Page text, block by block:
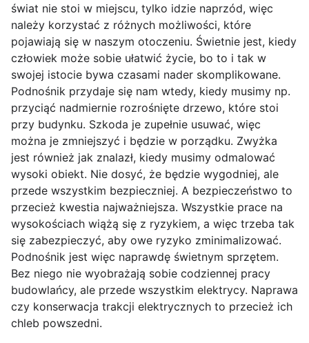
świat nie stoi w miejscu, tylko idzie naprzód, więc
należy korzystać z różnych możliwości, które
pojawiają się w naszym otoczeniu. Świetnie jest, kiedy
człowiek może sobie ułatwić życie, bo to i tak w
swojej istocie bywa czasami nader skomplikowane.
Podnośnik przydaje się nam wtedy, kiedy musimy np.
przyciąć nadmiernie rozrośnięte drzewo, które stoi
przy budynku. Szkoda je zupełnie usuwać, więc
można je zmniejszyć i będzie w porządku. Zwyżka
jest również jak znalazł, kiedy musimy odmalować
wysoki obiekt. Nie dosyć, że będzie wygodniej, ale
przede wszystkim bezpieczniej. A bezpieczeństwo to
przecież kwestia najważniejsza. Wszystkie prace na
wysokościach wiążą się z ryzykiem, a więc trzeba tak
się zabezpieczyć, aby owe ryzyko zminimalizować.
Podnośnik jest więc naprawdę świetnym sprzętem.
Bez niego nie wyobrażają sobie codziennej pracy
budowlańcy, ale przede wszystkim elektrycy. Naprawa
czy konserwacja trakcji elektrycznych to przecież ich
chleb powszedni.